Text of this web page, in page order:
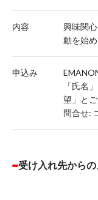
内容
興味関
動を始め
申込み
「氏名
望」とご
問合せ:
受け入れ先から